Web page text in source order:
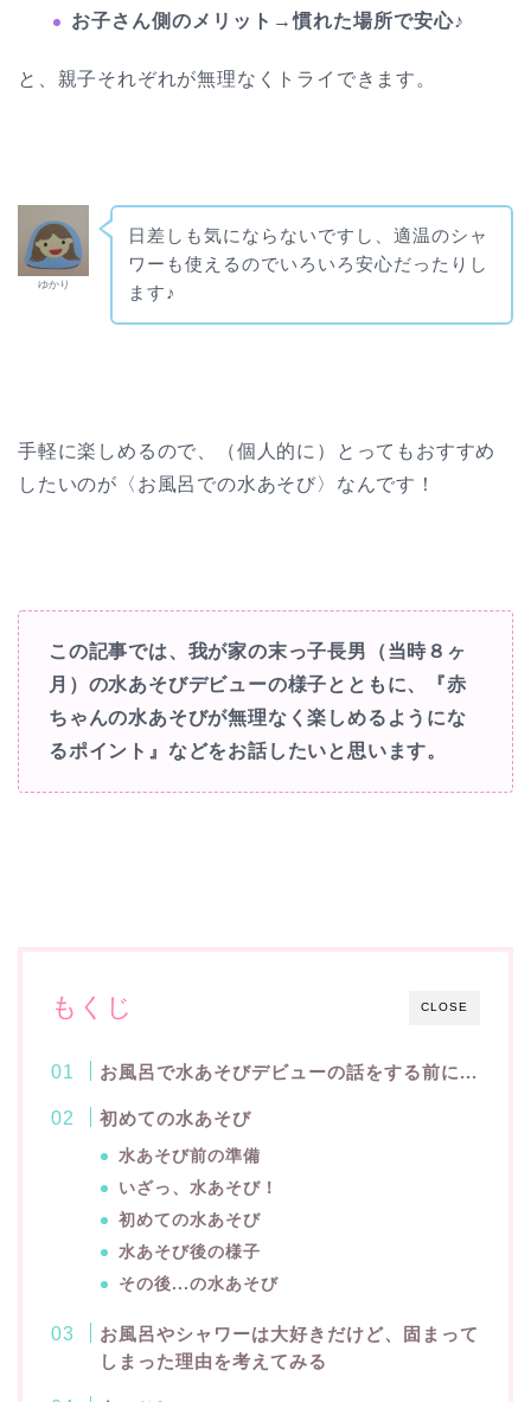
お子さん側のメリット→慣れた場所で安心♪
と、親子それぞれが無理なくトライできます。
ゆかり
日差しも気にならないですし、適温のシャ
ワーも使えるのでいろいろ安心だったりし
ます♪
手軽に楽しめるので、（個人的に）とってもおすすめ
したいのが〈お風呂での水あそび〉なんです！
この記事では、我が家の末っ子長男（当時８ヶ
月）の水あそびデビューの様子とともに、『赤
ちゃんの水あそびが無理なく楽しめるようにな
るポイント』などをお話したいと思います。
CLOSE
もくじ
お風呂で水あそびデビューの話をする前に...
初めての水あそび
水あそび前の準備
いざっ、水あそび！
初めての水あそび
水あそび後の様子
その後...の水あそび
お風呂やシャワーは大好きだけど、固まって
しまった理由を考えてみる